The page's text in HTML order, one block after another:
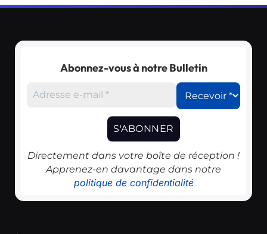
Abonnez-vous à notre Bulletin
Directement dans votre boîte de réception !
Apprenez-en davantage dans notre
politique de confidentialité